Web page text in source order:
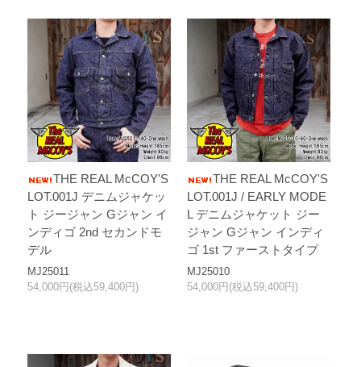
THE REAL McCOY'S
LOT.001J デニムジャケッ
ト ジージャン Gジャン イ
ンディゴ 2nd セカンドモ
デル
MJ25011
54,000円(税込59,400円)
THE REAL McCOY'S
LOT.001J / EARLY MODE
L デニムジャケット ジー
ジャン Gジャン インディ
ゴ 1st ファーストタイプ
MJ25010
54,000円(税込59,400円)